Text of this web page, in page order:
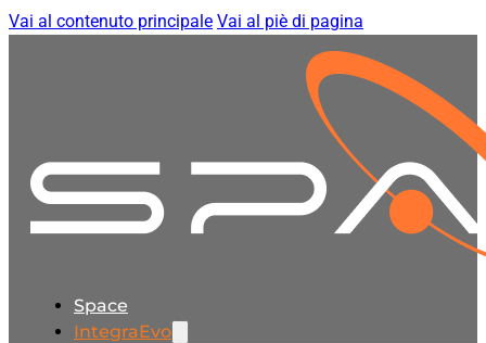
Vai al contenuto principale Vai al piè di pagina
Space
IntegraEvo